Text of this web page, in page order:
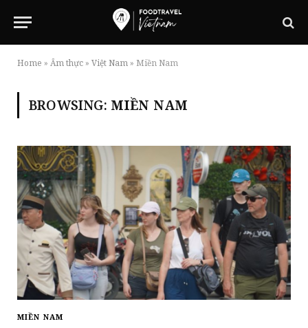
Home » Ẩm thực » Việt Nam » Miền Nam
BROWSING: MIỀN NAM
MIỀN NAM